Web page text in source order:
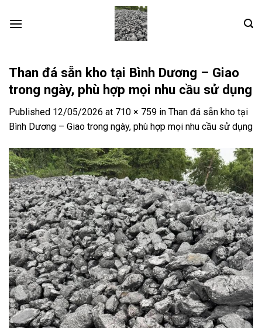
Than đá sẵn kho tại Bình Dương – Giao
trong ngày, phù hợp mọi nhu cầu sử dụng
Published 12/05/2026 at 710 × 759 in Than đá sẵn kho tại
Bình Dương – Giao trong ngày, phù hợp mọi nhu cầu sử dụng